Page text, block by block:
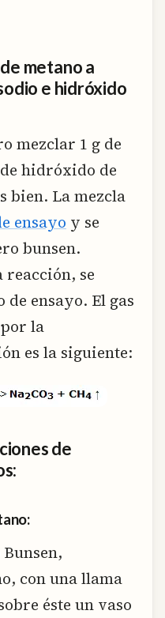
metano a
e hidróxido
mezclar 1 g de
hidróxido de
bien. La mezcla
ensayo y se
bunsen.
reacción, se
ensayo. El gas
la
es la siguiente:
de
con una llama
éste un vaso